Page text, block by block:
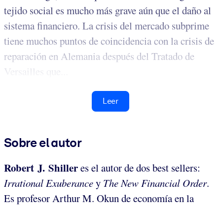
tejido social es mucho más grave aún que el daño al
sistema financiero. La crisis del mercado subprime
tiene muchos puntos de coincidencia con la crisis de
reparación en Alemania después del Tratado de
Versailles que...
Leer
Sobre el autor
Robert J. Shilleres el autor de dos best sellers:
Irrational Exuberancey The New Financial Order.
Es profesor Arthur M. Okun de economía en la